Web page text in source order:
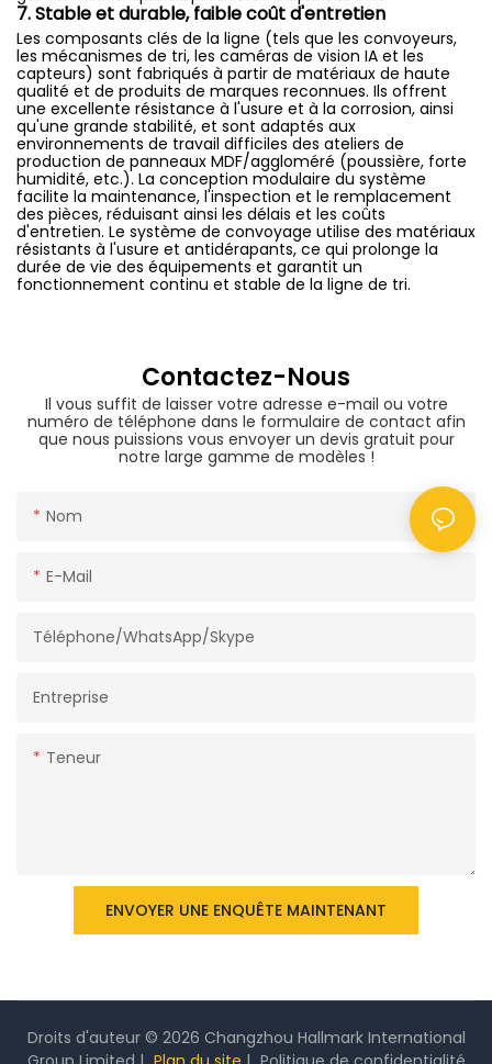
7. Stable et durable, faible coût d'entretien
Les composants clés de la ligne (tels que les convoyeurs,
les mécanismes de tri, les caméras de vision IA et les
capteurs) sont fabriqués à partir de matériaux de haute
qualité et de produits de marques reconnues. Ils offrent
une excellente résistance à l'usure et à la corrosion, ainsi
qu'une grande stabilité, et sont adaptés aux
environnements de travail difficiles des ateliers de
production de panneaux MDF/aggloméré (poussière, forte
humidité, etc.). La conception modulaire du système
facilite la maintenance, l'inspection et le remplacement
des pièces, réduisant ainsi les délais et les coûts
d'entretien. Le système de convoyage utilise des matériaux
résistants à l'usure et antidérapants, ce qui prolonge la
durée de vie des équipements et garantit un
fonctionnement continu et stable de la ligne de tri.
Contactez-Nous
Il vous suffit de laisser votre adresse e-mail ou votre
numéro de téléphone dans le formulaire de contact afin
que nous puissions vous envoyer un devis gratuit pour
notre large gamme de modèles !
Nom
E-Mail
Téléphone/WhatsApp/Skype
Entreprise
Teneur
ENVOYER UNE ENQUÊTE MAINTENANT
Droits d'auteur © 2026 Changzhou Hallmark International